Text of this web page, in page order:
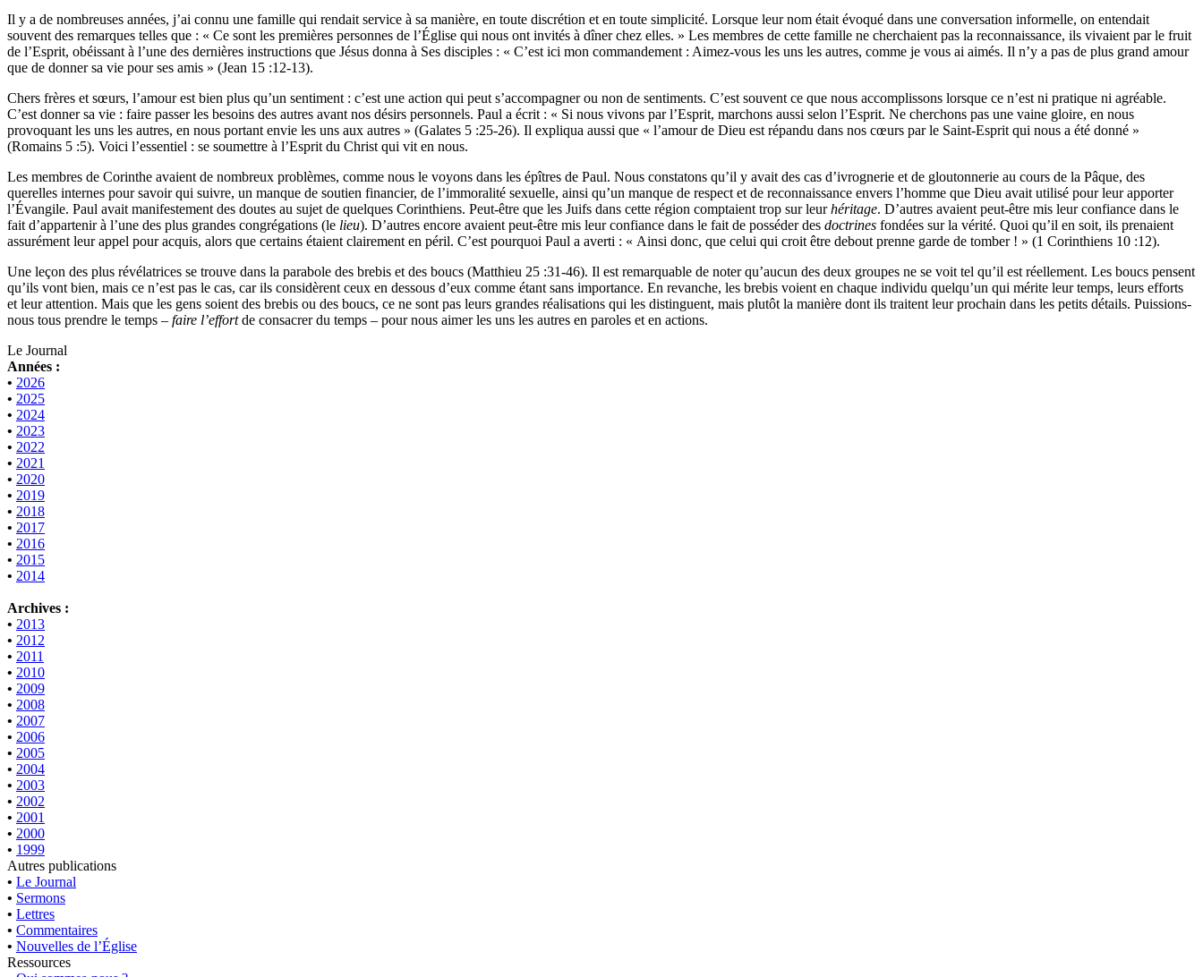
Il y a de nombreuses années, j’ai connu une famille qui rendait service à sa manière, en toute discrétion et en toute simplicité. Lorsque leur nom était évoqué dans une conversation informelle, on entendait
souvent des remarques telles que : « Ce sont les premières personnes de l’Église qui nous ont invités à dîner chez elles. » Les membres de cette famille ne cherchaient pas la reconnaissance, ils vivaient par le fruit
de l’Esprit, obéissant à l’une des dernières instructions que Jésus donna à Ses disciples : « C’est ici mon commandement : Aimez-vous les uns les autres, comme je vous ai aimés. Il n’y a pas de plus grand amour
que de donner sa vie pour ses amis » (Jean 15 :12-13).
Chers frères et sœurs, l’amour est bien plus qu’un sentiment : c’est une action qui peut s’accompagner ou non de sentiments. C’est souvent ce que nous accomplissons lorsque ce n’est ni pratique ni agréable.
C’est donner sa vie : faire passer les besoins des autres avant nos désirs personnels. Paul a écrit : « Si nous vivons par l’Esprit, marchons aussi selon l’Esprit. Ne cherchons pas une vaine gloire, en nous
provoquant les uns les autres, en nous portant envie les uns aux autres » (Galates 5 :25-26). Il expliqua aussi que « l’amour de Dieu est répandu dans nos cœurs par le Saint-Esprit qui nous a été donné »
(Romains 5 :5). Voici l’essentiel : se soumettre à l’Esprit du Christ qui vit en nous.
Les membres de Corinthe avaient de nombreux problèmes, comme nous le voyons dans les épîtres de Paul. Nous constatons qu’il y avait des cas d’ivrognerie et de gloutonnerie au cours de la Pâque, des
querelles internes pour savoir qui suivre, un manque de soutien financier, de l’immoralité sexuelle, ainsi qu’un manque de respect et de reconnaissance envers l’homme que Dieu avait utilisé pour leur apporter
l’Évangile. Paul avait manifestement des doutes au sujet de quelques Corinthiens. Peut-être que les Juifs dans cette région comptaient trop sur leurhéritage. D’autres avaient peut-être mis leur confiance dans le
fait d’appartenir à l’une des plus grandes congrégations (le lieu). D’autres encore avaient peut-être mis leur confiance dans le fait de posséder des doctrines fondées sur la vérité. Quoi qu’il en soit, ils prenaient
assurément leur appel pour acquis, alors que certains étaient clairement en péril. C’est pourquoi Paul a averti : « Ainsi donc, que celui qui croit être debout prenne garde de tomber ! » (1 Corinthiens 10 :12).
Une leçon des plus révélatrices se trouve dans la parabole des brebis et des boucs (Matthieu 25 :31-46). Il est remarquable de noter qu’aucun des deux groupes ne se voit tel qu’il est réellement. Les boucs pensent
qu’ils vont bien, mais ce n’est pas le cas, car ils considèrent ceux en dessous d’eux comme étant sans importance. En revanche, les brebis voient en chaque individu quelqu’un qui mérite leur temps, leurs efforts
et leur attention. Mais que les gens soient des brebis ou des boucs, ce ne sont pas leurs grandes réalisations qui les distinguent, mais plutôt la manière dont ils traitent leur prochain dans les petits détails. Puissions-
nous tous prendre le temps – faire l’effortde consacrer du temps – pour nous aimer les uns les autres en paroles et en actions.
Le Journal
Années :
• 2026
• 2025
• 2024
• 2023
• 2022
• 2021
• 2020
• 2019
• 2018
• 2017
• 2016
• 2015
• 2014
Archives :
• 2013
• 2012
• 2011
• 2010
• 2009
• 2008
• 2007
• 2006
• 2005
• 2004
• 2003
• 2002
• 2001
• 2000
• 1999
Autres publications
• Le Journal
• Sermons
• Lettres
• Commentaires
• Nouvelles de l’Église
Ressources